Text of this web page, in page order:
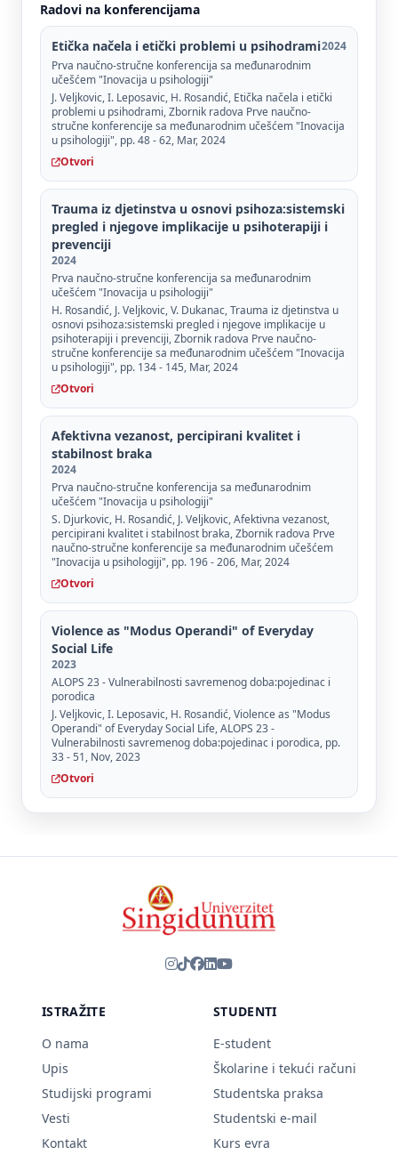
Radovi na konferencijama
Etička načela i etički problemi u psihodrami2024
Prva naučno-stručne konferencija sa međunarodnim
učešćem "Inovacija u psihologiji"
J. Veljkovic, I. Leposavic, H. Rosandić, Etička načela i etički
problemi u psihodrami, Zbornik radova Prve naučno-
stručne konferencije sa međunarodnim učešćem "Inovacija
u psihologiji", pp. 48 - 62, Mar, 2024
Otvori
Trauma iz djetinstva u osnovi psihoza:sistemski
pregled i njegove implikacije u psihoterapiji i
prevenciji
2024
Prva naučno-stručne konferencija sa međunarodnim
učešćem "Inovacija u psihologiji"
H. Rosandić, J. Veljkovic, V. Dukanac, Trauma iz djetinstva u
osnovi psihoza:sistemski pregled i njegove implikacije u
psihoterapiji i prevenciji, Zbornik radova Prve naučno-
stručne konferencije sa međunarodnim učešćem "Inovacija
u psihologiji", pp. 134 - 145, Mar, 2024
Otvori
Afektivna vezanost, percipirani kvalitet i
stabilnost braka
2024
Prva naučno-stručne konferencija sa međunarodnim
učešćem "Inovacija u psihologiji"
S. Djurkovic, H. Rosandić, J. Veljkovic, Afektivna vezanost,
percipirani kvalitet i stabilnost braka, Zbornik radova Prve
naučno-stručne konferencije sa međunarodnim učešćem
"Inovacija u psihologiji", pp. 196 - 206, Mar, 2024
Otvori
Violence as "Modus Operandi" of Everyday
Social Life
2023
ALOPS 23 - Vulnerabilnosti savremenog doba:pojedinac i
porodica
J. Veljkovic, I. Leposavic, H. Rosandić, Violence as "Modus
Operandi" of Everyday Social Life, ALOPS 23 -
Vulnerabilnosti savremenog doba:pojedinac i porodica, pp.
33 - 51, Nov, 2023
Otvori
ISTRAŽITE
O nama
Upis
Studijski programi
Vesti
Kontakt
STUDENTI
E-student
Školarine i tekući računi
Studentska praksa
Studentski e-mail
Kurs evra